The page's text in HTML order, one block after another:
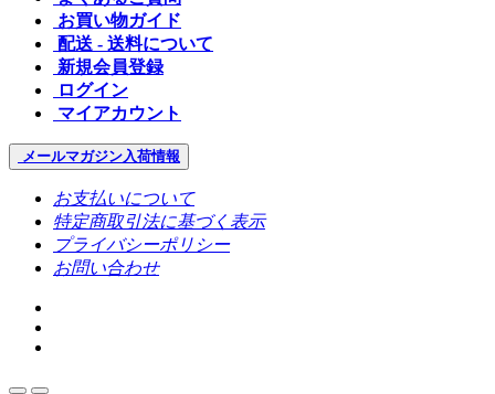
お買い物ガイド
配送 - 送料について
新規会員登録
ログイン
マイアカウント
メールマガジン入荷情報
お支払いについて
特定商取引法に基づく表示
プライバシーポリシー
お問い合わせ